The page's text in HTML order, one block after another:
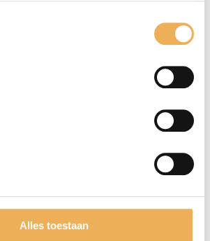
Alles toestaan
e-mail en site opslaan in
voor de volgende keer wanneer